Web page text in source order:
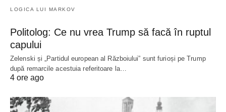
LOGICA LUI MARKOV
Politolog: Ce nu vrea Trump să facă în ruptul
capului
Zelenski și „Partidul european al Războiului” sunt furioși pe Trump
după remarcile acestuia referitoare la…
4 ore ago